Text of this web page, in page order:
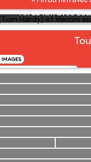
Fin du film avec
IMAGES